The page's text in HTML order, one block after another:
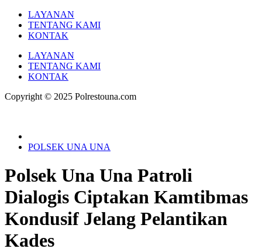
LAYANAN
TENTANG KAMI
KONTAK
LAYANAN
TENTANG KAMI
KONTAK
Copyright © 2025 Polrestouna.com
POLSEK UNA UNA
Polsek Una Una Patroli
Dialogis Ciptakan Kamtibmas
Kondusif Jelang Pelantikan
Kades